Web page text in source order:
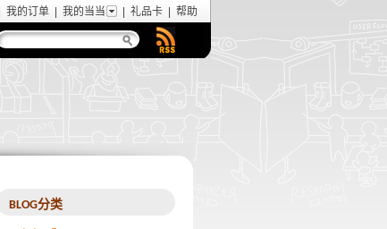
我的订单 我的当当 礼品卡 帮助
BLOG分类